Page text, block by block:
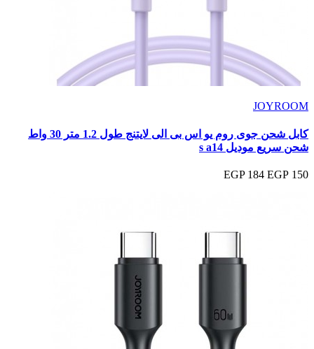
JOYROOM
كابل شحن جوى روم يو اس بى الى لايتنج طول 1.2 متر 30 واط
شحن سريع موديل s a14
150 EGP
184 EGP